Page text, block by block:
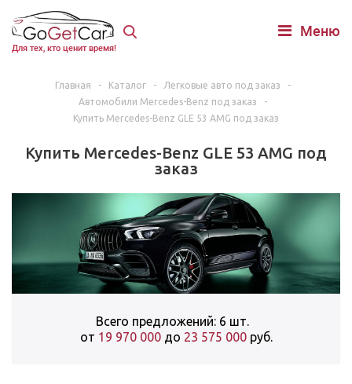
Для тех, кто ценит время!
Меню
Главная - Каталог - Легковые авто под заказ
-
Автомобили Mercedes-Benz под заказ
-
Купить Mercedes-Benz GLE 53 AMG под заказ
Купить Mercedes-Benz GLE 53 AMG под
заказ
Всего предложений: 6 шт.
от 19 970 000 до 23 575 000 руб.